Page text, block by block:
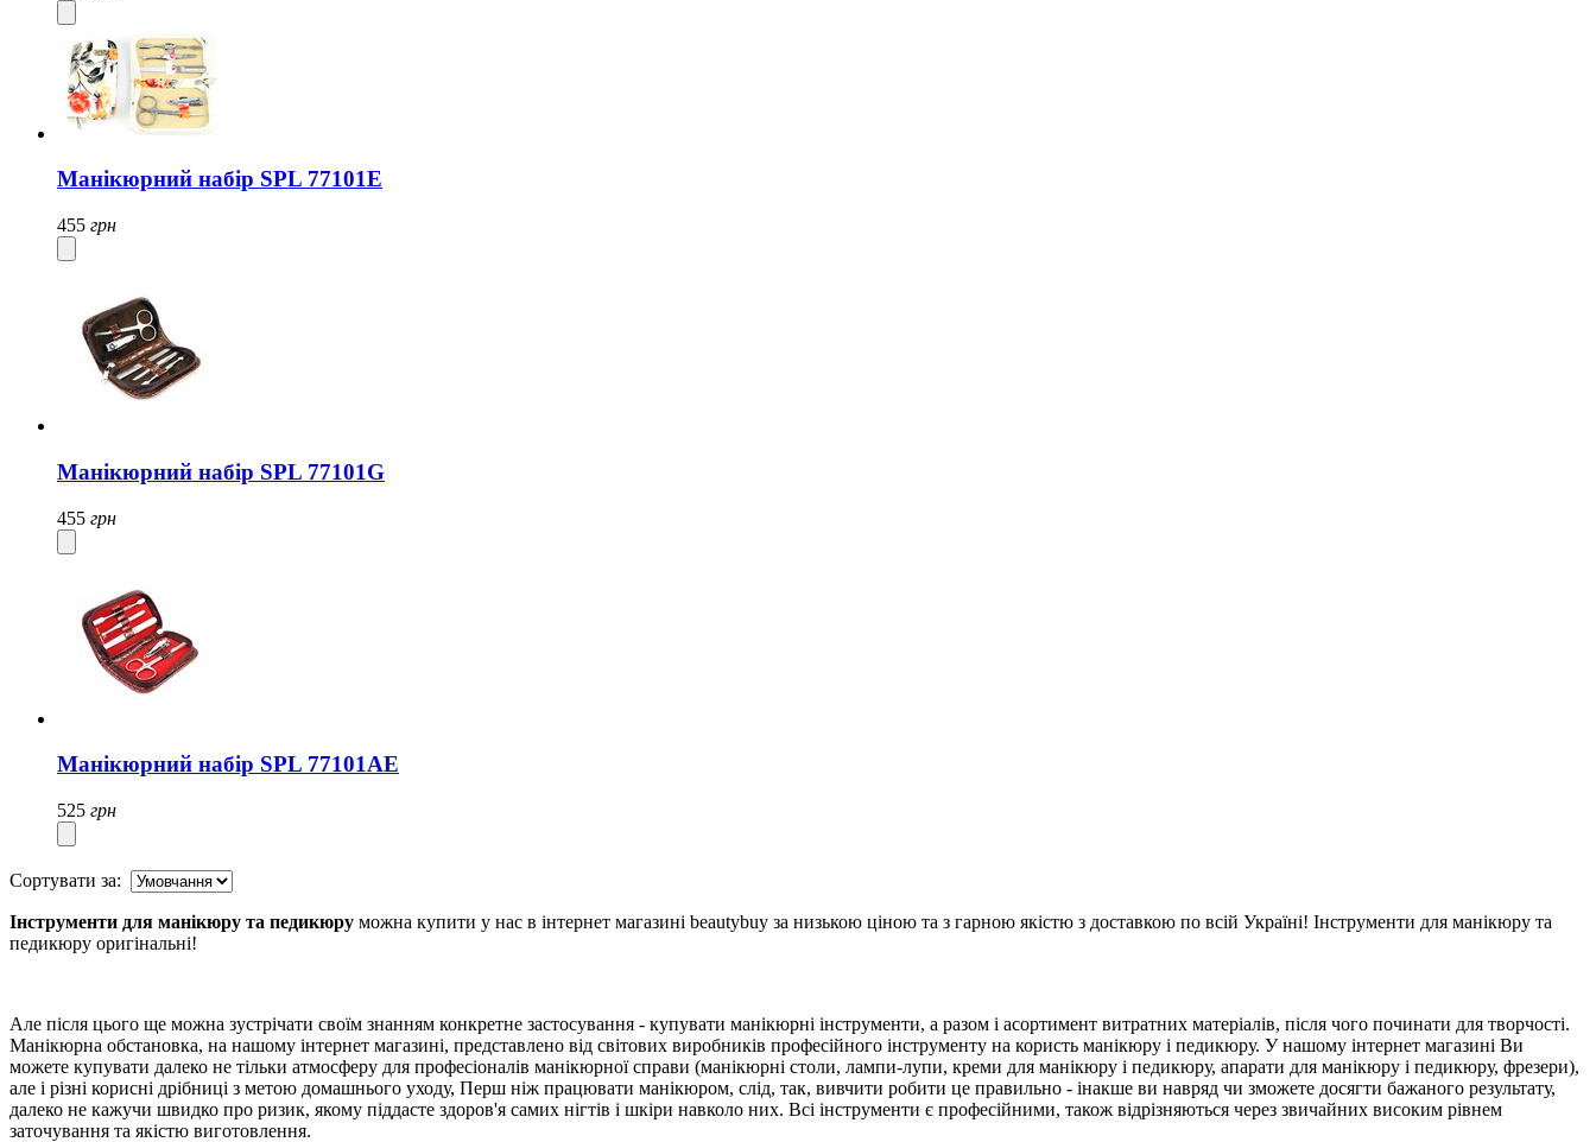
Манікюрний набір SPL 77101E
455 грн
Манікюрний набір SPL 77101G
455 грн
Манікюрний набір SPL 77101AE
525 грн
Сортувати за:
Інструменти для манікюру та педикюру можна купити у нас в інтернет магазині beautybuy за низькою ціною та з гарною якістю з доставкою по всій Україні! Інструменти для манікюру та
педикюру оригінальні!
Але після цього ще можна зустрічати своїм знанням конкретне застосування - купувати манікюрні інструменти, а разом і асортимент витратних матеріалів, після чого починати для творчості.
Манікюрна обстановка, на нашому інтернет магазині, представлено від світових виробників професійного інструменту на користь манікюру і педикюру. У нашому інтернет магазині Ви
можете купувати далеко не тільки атмосферу для професіоналів манікюрної справи (манікюрні столи, лампи-лупи, креми для манікюру і педикюру, апарати для манікюру і педикюру, фрезери),
але і різні корисні дрібниці з метою домашнього уходу, Перш ніж працювати манікюром, слід, так, вивчити робити це правильно - інакше ви навряд чи зможете досягти бажаного результату,
далеко не кажучи швидко про ризик, якому піддасте здоров'я самих нігтів і шкіри навколо них. Всі інструменти є професійними, також відрізняються через звичайних високим рівнем
заточування та якістю виготовлення.